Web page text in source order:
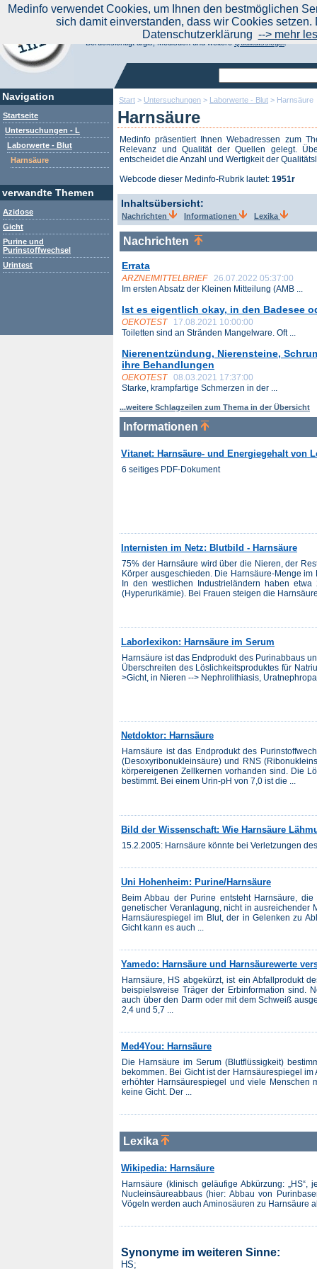
Start > Untersuchungen > Laborwerte - Blut > Harnsäure
Harnsäure
Medinfo präsentiert Ihnen Webadressen zum
Relevanz und Qualität der Quellen gelegt.
entscheidet die Anzahl und Wertigkeit der
Webcode dieser Medinfo-Rubrik lautet: 1951r
Inhaltsübersicht:
Nachrichten Informationen Lexika
Nachrichten
Errata
ARZNEIMITTELBRIEF
26.07.2022 05:37:00
Im ersten Absatz der Kleinen Mitteilung (AMB ...
Ist es eigentlich okay, in den Badesee
OEKOTEST
17.08.2021 10:00:00
Toiletten sind an Stränden Mangelware. Oft ...
Nierenentzündung, Nierensteine,
ihre Behandlungen
OEKOTEST
08.03.2021 17:37:00
Starke, krampfartige Schmerzen in der ...
...weitere Schlagzeilen zum Thema in der Übersicht
Informationen
Vitanet: Harnsäure- und Energiegehalt von
6 seitiges PDF-Dokument
Internisten im Netz: Blutbild - Harnsäure
75% der Harnsäure wird über die Nieren, der
Körper ausgeschieden. Die Harnsäure-Menge
In den westlichen Industrieländern haben
(Hyperurikämie). Bei Frauen steigen die
Laborlexikon: Harnsäure im Serum
Harnsäure ist das Endprodukt des Purinabbaus
Überschreiten des Löslichkeitsproduktes für
>Gicht, in Nieren --> Nephrolithiasis,
Netdoktor: Harnsäure
Harnsäure ist das Endprodukt des
(Desoxyribonukleinsäure) und RNS
körpereigenen Zellkernen vorhanden sind. Die
bestimmt. Bei einem Urin-pH von 7,0 ist die ...
Bild der Wissenschaft: Wie Harnsäure
15.2.2005: Harnsäure könnte bei Verletzungen
Uni Hohenheim: Purine/Harnsäure
Beim Abbau der Purine entsteht Harnsäure,
genetischer Veranlagung, nicht in ausreichender
Harnsäurespiegel im Blut, der in Gelenken zu
Gicht kann es auch ...
Yamedo: Harnsäure und Harnsäurewerte
Harnsäure, HS abgekürzt, ist ein Abfallprodukt
beispielsweise Träger der Erbinformation sind.
auch über den Darm oder mit dem Schweiß
2,4 und 5,7 ...
Med4You: Harnsäure
Die Harnsäure im Serum (Blutflüssigkeit)
bekommen. Bei Gicht ist der Harnsäurespiegel
erhöhter Harnsäurespiegel und viele Menschen
keine Gicht. Der ...
Lexika
Wikipedia: Harnsäure
Harnsäure (klinisch geläufige Abkürzung:
Nucleinsäureabbaus (hier: Abbau von
Vögeln werden auch Aminosäuren zu Harnsäure
Synonyme im weiteren Sinne:
HS;
Navigation
Startseite
Untersuchungen - L
Laborwerte - Blut
Harnsäure
verwandte Themen
Azidose
Gicht
Purine und
Purinstoffwechsel
Urintest
Aktuelle Nachrichten|
Suchen Sie noch oder Finden Sie schon?
Medinfo.de - Meta-Portal für Gesundheitsthemen
Berücksichtigt afgis, Medisuch und weitereQualitätssiegel.
Medinfo verwendet Cookies, um Ihnen den bestmöglichen
sich damit einverstanden, dass wir Cookies
Datenschutzerklärung --> mehr